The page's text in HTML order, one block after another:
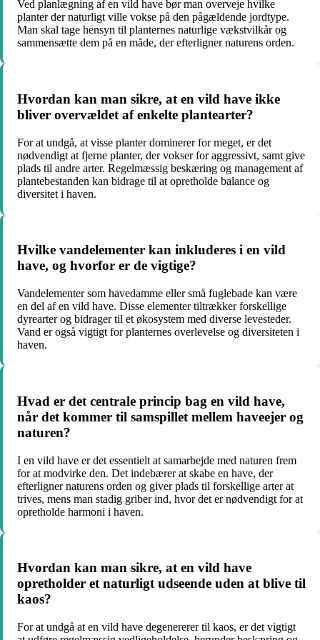
Ved planlægning af en vild have bør man overveje hvilke
planter der naturligt ville vokse på den pågældende jordtype.
Man skal tage hensyn til planternes naturlige vækstvilkår og
sammensætte dem på en måde, der efterligner naturens orden.
Hvordan kan man sikre, at en vild have ikke
bliver overvældet af enkelte plantearter?
For at undgå, at visse planter dominerer for meget, er det
nødvendigt at fjerne planter, der vokser for aggressivt, samt give
plads til andre arter. Regelmæssig beskæring og management af
plantebestanden kan bidrage til at opretholde balance og
diversitet i haven.
Hvilke vandelementer kan inkluderes i en vild
have, og hvorfor er de vigtige?
Vandelementer som havedamme eller små fuglebade kan være
en del af en vild have. Disse elementer tiltrækker forskellige
dyrearter og bidrager til et økosystem med diverse levesteder.
Vand er også vigtigt for planternes overlevelse og diversiteten i
haven.
Hvad er det centrale princip bag en vild have,
når det kommer til samspillet mellem haveejer og
naturen?
I en vild have er det essentielt at samarbejde med naturen frem
for at modvirke den. Det indebærer at skabe en have, der
efterligner naturens orden og giver plads til forskellige arter at
trives, mens man stadig griber ind, hvor det er nødvendigt for at
opretholde harmoni i haven.
Hvordan kan man sikre, at en vild have
opretholder et naturligt udseende uden at blive til
kaos?
For at undgå at en vild have degenererer til kaos, er det vigtigt